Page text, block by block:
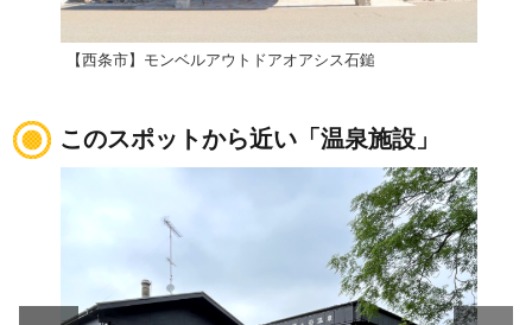
【西条市】モンベルアウトドアオアシス石鎚
このスポットから近い「温泉施設」